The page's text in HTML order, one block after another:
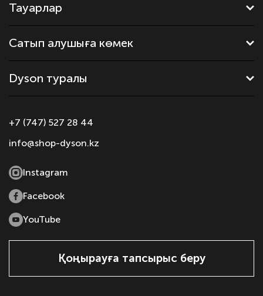
Тауарлар
Сатып алушыға көмек
Dyson туралы
+7 (747) 527 28 44
info@shop-dyson.kz
Instagram
Facebook
YouTube
Қоңырауға тапсырыс беру